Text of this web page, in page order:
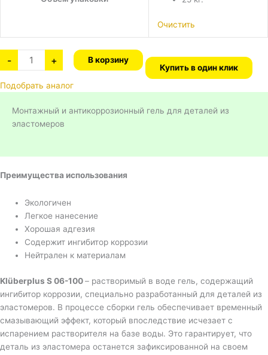
Очистить
- +
В корзину
Купить в один клик
Подобрать аналог
Монтажный и антикоррозионный гель для деталей из
эластомеров
Преимущества использования
Экологичен
Легкое нанесение
Хорошая адгезия
Содержит ингибитор коррозии
Нейтрален к материалам
Klüberplus S 06-100– растворимый в воде гель, содержащий
ингибитор коррозии, специально разработанный для деталей из
эластомеров. В процессе сборки гель обеспечивает временный
смазывающий эффект, который впоследствие исчезает с
испарением растворителя на базе воды. Это гарантирует, что
деталь из эластомера останется зафиксированной на своем